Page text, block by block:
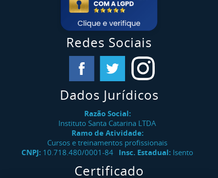
Redes Sociais
Dados Jurídicos
Razão Social:
Instituto Santa Catarina LTDA
Ramo de Atividade:
Cursos e treinamentos profissionais
CNPJ: 10.718.480/0001-84 Insc. Estadual: Isento
Certificado